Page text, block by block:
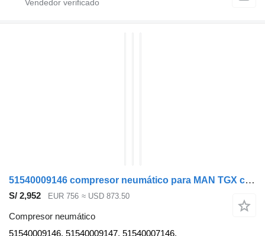
51540009146 compresor neumático para MAN TGX cabeza tractora
S/ 2,952 EUR 756 ≈ USD 873.50
Compresor neumático
51540009146, 51540009147, 51540007146,